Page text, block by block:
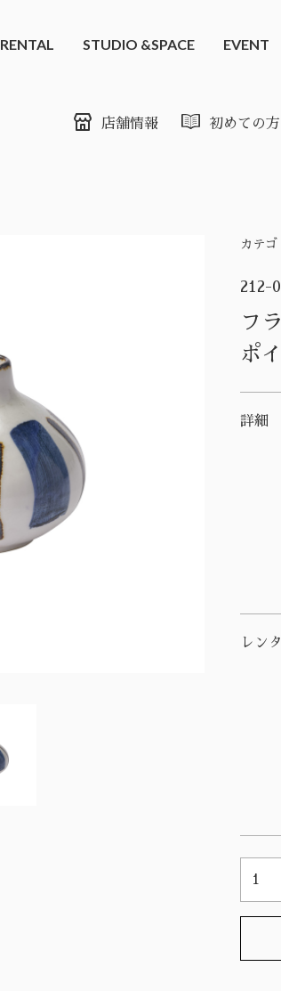
RENTAL STUDIO &SPACE EVENT
店舗情報 初めての
カテゴ
212-
フ
ポ
詳細
レン